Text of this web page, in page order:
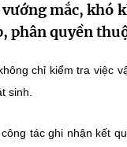
mắc, khó
phân quyền
chỉ kiểm tra việc
sinh.
tác ghi nhận kết